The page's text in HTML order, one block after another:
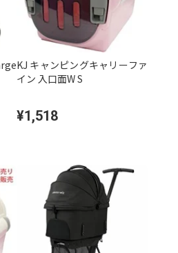
KJ キャンピングキャリーファ
イン 入口面W S
¥1,518